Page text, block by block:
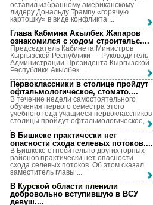
оставил избранному американскому
лидеру Дональду Трампу «горячую
картошку» в виде конфликта ...
Глава Кабмина Акылбек Жапаров
ознакомился с ходом строительс....
Председатель Кабинета Министров
Кыргызской Республики — Руководитель
Администрации Президента Кыргызской
Республики Акылбек ...
Первоклассники в столице пройдут
офтальмологическое, стомато....
В течение недели самостоятельного
обучения первого семестра этого
учебного года учащиеся первоклассников
столицы пройдут офтальмологическое, ...
В Бишкеке практически нет
опасности схода селевых потоков....
В Бишкеке относительно других горных
районов практически нет опасности
схода селевых потоков. Об этом сказал
заместитель главы ...
В Курской области пленили
добровольно вступившую в ВСУ
девуш....